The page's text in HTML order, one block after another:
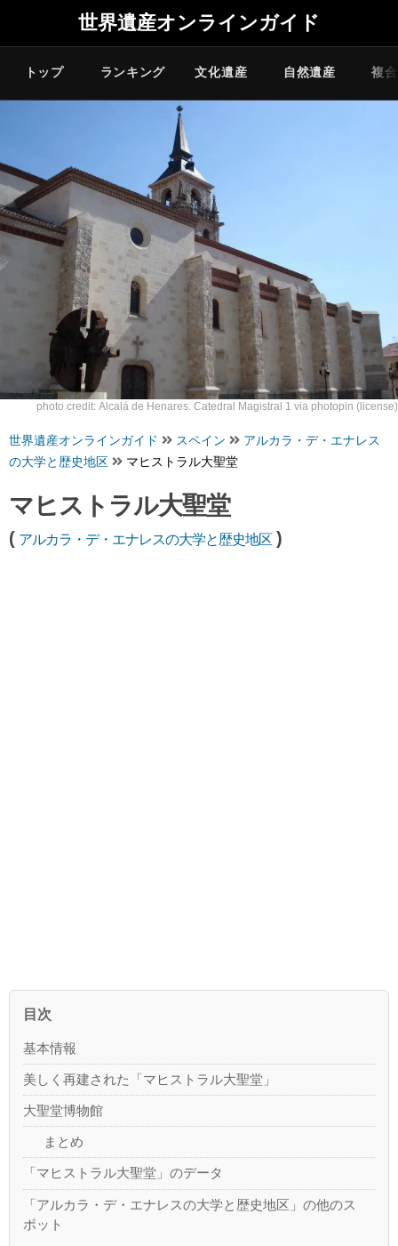
世界遺産オンラインガイド
トップ ランキング 文化遺産 自然遺産 複
photo credit: Alcalá de Henares. Catedral Magistral 1 via photopin (license)
世界遺産オンラインガイド スペイン
アルカラ・デ・エナレス
の大学と歴史地区
マヒストラル大聖堂
マヒストラル大聖堂
( アルカラ・デ・エナレスの大学と歴史地区 )
目次
基本情報
美しく再建された「マヒストラル大聖堂」
大聖堂博物館
まとめ
「マヒストラル大聖堂」のデータ
「アルカラ・デ・エナレスの大学と歴史地区」の他のス
ポット